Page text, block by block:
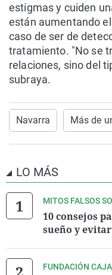
estigmas y cuiden
están aumentando
caso de ser de
tratamiento. "No se
relaciones, sino del
subraya.
Navarra Más de
LO MÁS
MITOS FALSOS
10 consejos
sueño y
FUNDACIÓN